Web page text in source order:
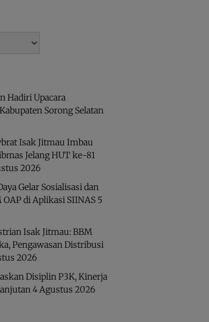
Hadiri Upacara
Sorong Selatan
Isak Jitmau Imbau
Jelang HUT ke-81
2026
Gelar Sosialisasi dan
di Aplikasi SIINAS 5
Isak Jitmau: BBM
Pengawasan Distribusi
2026
Disiplin P3K, Kinerja
4 Agustus 2026